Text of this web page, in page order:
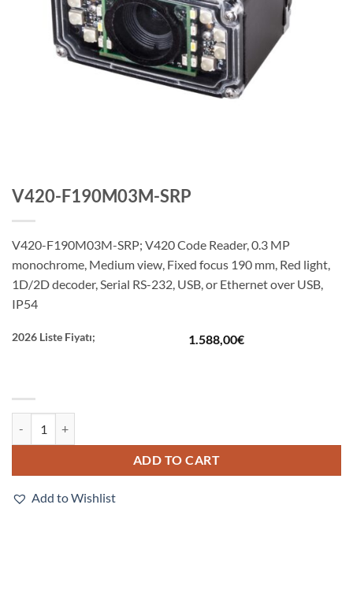
V420-F190M03M-SRP
V420-F190M03M-SRP; V420 Code Reader, 0.3 MP
monochrome, Medium view, Fixed focus 190 mm, Red light,
1D/2D decoder, Serial RS-232, USB, or Ethernet over USB,
IP54
2026 Liste Fiyatı; 1.588,00€
ADD TO CART
Add to Wishlist